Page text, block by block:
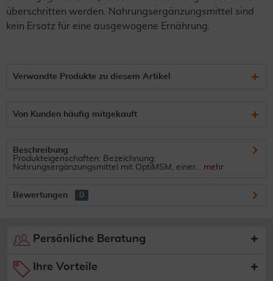
überschritten werden. Nahrungsergänzungsmittel sind
kein Ersatz für eine ausgewogene Ernährung.
Verwandte Produkte zu diesem Artikel
Von Kunden häufig mitgekauft
Beschreibung
Produkteigenschaften: Bezeichnung:
Nahrungsergänzungsmittel mit OptiMSM, einer... mehr
Bewertungen 0
Persönliche Beratung
Ihre Vorteile